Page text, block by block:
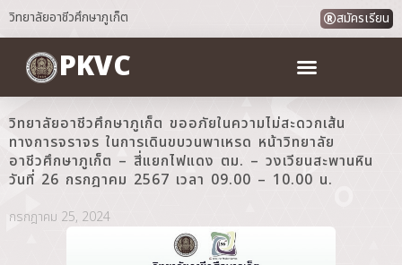
วิทยาลัยอาชีวศึกษาภูเก็ต สมัครเรียน
PKVC
วิทยาลัยอาชีวศึกษาภูเก็ต ขออภัยในความไม่สะดวกเส้น
ทางการจราจร ในการเดินขบวนพาเหรด หน้าวิทยาลัย
อาชีวศึกษาภูเก็ต – สี่แยกไฟแดง ตม. – วงเวียนสะพานหิน
วันที่ 26 กรกฎาคม 2567 เวลา 09.00 – 10.00 น.
กรกฎาคม 25, 2024